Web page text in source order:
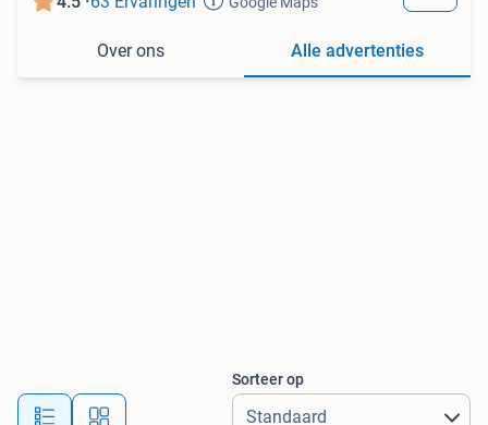
Over ons Alle advertenties
Sorteer op